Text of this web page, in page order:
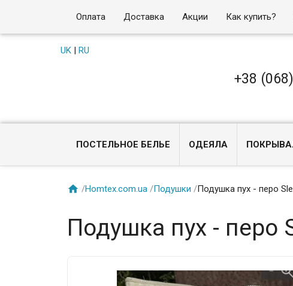
Оплата Доставка Акции Как купить?
UK| RU
+38
ПОСТЕЛЬНОЕ БЕЛЬЕ ОДЕЯЛА
 /Homtex.com.ua /Подушки /Подушка пух - перо
Подушка пух - перо